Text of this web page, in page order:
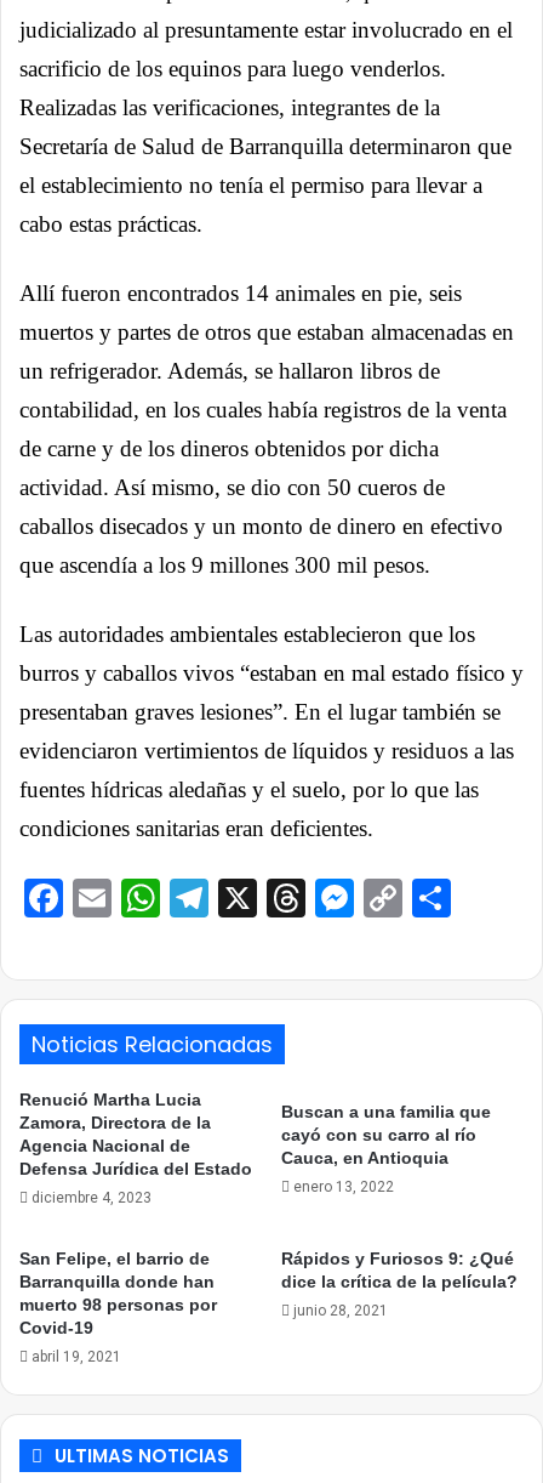
judicializado al presuntamente estar involucrado en el
sacrificio de los equinos para luego venderlos.
Realizadas las verificaciones, integrantes de la
Secretaría de Salud de Barranquilla determinaron que
el establecimiento no tenía el permiso para llevar a
cabo estas prácticas.
Allí fueron encontrados 14 animales en pie, seis
muertos y partes de otros que estaban almacenadas en
un refrigerador. Además, se hallaron libros de
contabilidad, en los cuales había registros de la venta
de carne y de los dineros obtenidos por dicha
actividad. Así mismo, se dio con 50 cueros de
caballos disecados y un monto de dinero en efectivo
que ascendía a los 9 millones 300 mil pesos.
Las autoridades ambientales establecieron que los
burros y caballos vivos “estaban en mal estado físico y
presentaban graves lesiones”. En el lugar también se
evidenciaron vertimientos de líquidos y residuos a las
fuentes hídricas aledañas y el suelo, por lo que las
condiciones sanitarias eran deficientes.
Facebook
EmailWhatsApp
Telegram
X ThreadsCopy
Noticias Relacionadas
Renució Martha Lucia
Zamora, Directora de la
Agencia Nacional de
Defensa Jurídica del Estado
diciembre 4, 2023
Buscan a una familia que
cayó con su carro al río
Cauca, en Antioquia
enero 13, 2022
San Felipe, el barrio de
Barranquilla donde han
muerto 98 personas por
Covid-19
abril 19, 2021
Rápidos y Furiosos 9: ¿Qué
dice la crítica de la película?
junio 28, 2021
ULTIMAS NOTICIAS